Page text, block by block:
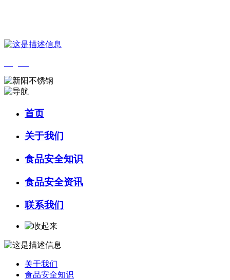
首页
关于我们
食品安全知识
食品安全资讯
联系我们
关于我们
食品安全知识